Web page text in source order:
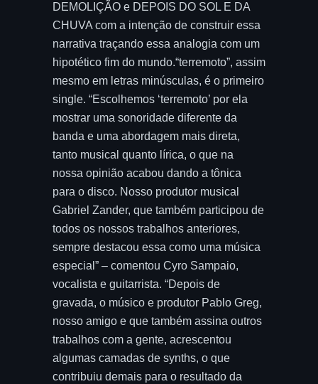
DEMOLIÇÃO e DEPOIS DO SOL E DA
CHUVA com a intenção de construir essa
narrativa traçando essa analogia com um
hipotético fim do mundo.“terremoto”, assim
mesmo em letras minúsculas, é o primeiro
single. “Escolhemos ‘terremoto’ por ela
mostrar uma sonoridade diferente da
banda e uma abordagem mais direta,
tanto musical quanto lírica, o que na
nossa opinião acabou dando a tônica
para o disco. Nosso produtor musical
Gabriel Zander, que também participou de
todos os nossos trabalhos anteriores,
sempre destacou essa como uma música
especial” – comentou Cyro Sampaio,
vocalista e guitarrista. “Depois de
gravada, o músico e produtor Pablo Greg,
nosso amigo e que também assina outros
trabalhos com a gente, acrescentou
algumas camadas de synths, o que
contribuiu demais para o resultado da